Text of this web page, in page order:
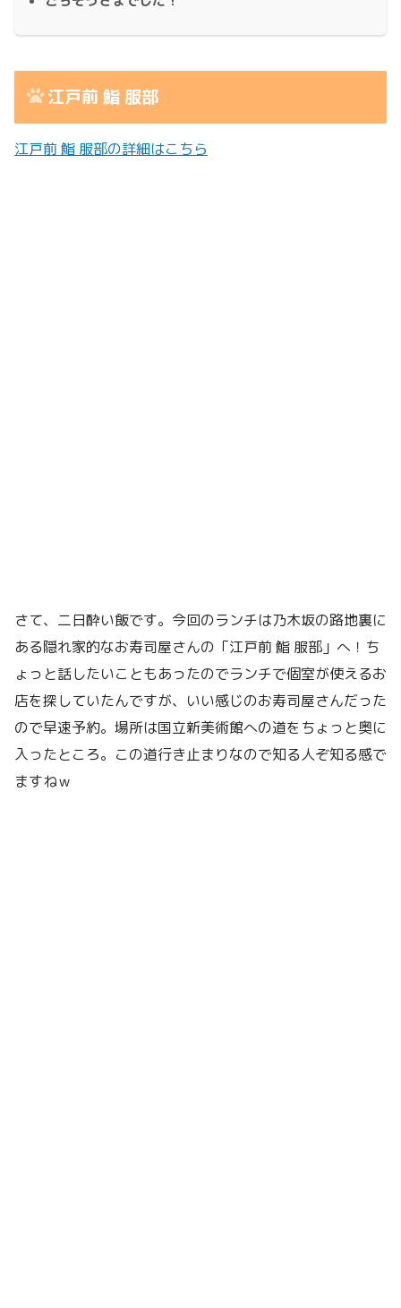
江戸前 鮨 服部
江戸前 鮨 服部の詳細はこちら
さて、二日酔い飯です。今回のランチは乃木坂の路地裏に
ある隠れ家的なお寿司屋さんの「江戸前 鮨 服部」へ！ち
ょっと話したいこともあったのでランチで個室が使えるお
店を探していたんですが、いい感じのお寿司屋さんだった
ので早速予約。場所は国立新美術館への道をちょっと奥に
入ったところ。この道行き止まりなので知る人ぞ知る感で
ますねｗ